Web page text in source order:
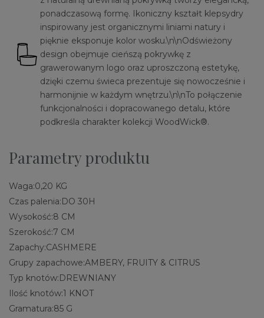
ponadczasową formę. Ikoniczny kształt klepsydry
inspirowany jest organicznymi liniami natury i
pięknie eksponuje kolor wosku.\n\nOdświeżony
design obejmuje cieńszą pokrywkę z
grawerowanym logo oraz uproszczoną estetykę,
dzięki czemu świeca prezentuje się nowocześnie i
harmonijnie w każdym wnętrzu.\n\nTo połączenie
funkcjonalności i dopracowanego detalu, które
podkreśla charakter kolekcji WoodWick®.
Parametry produktu
Waga:0,20 KG
Czas palenia:DO 30H
Wysokość:8 CM
Szerokość:7 CM
Zapachy:CASHMERE
Grupy zapachowe:AMBERY, FRUITY & CITRUS
Typ knotów:DREWNIANY
Ilość knotów:1 KNOT
Gramatura:85 G